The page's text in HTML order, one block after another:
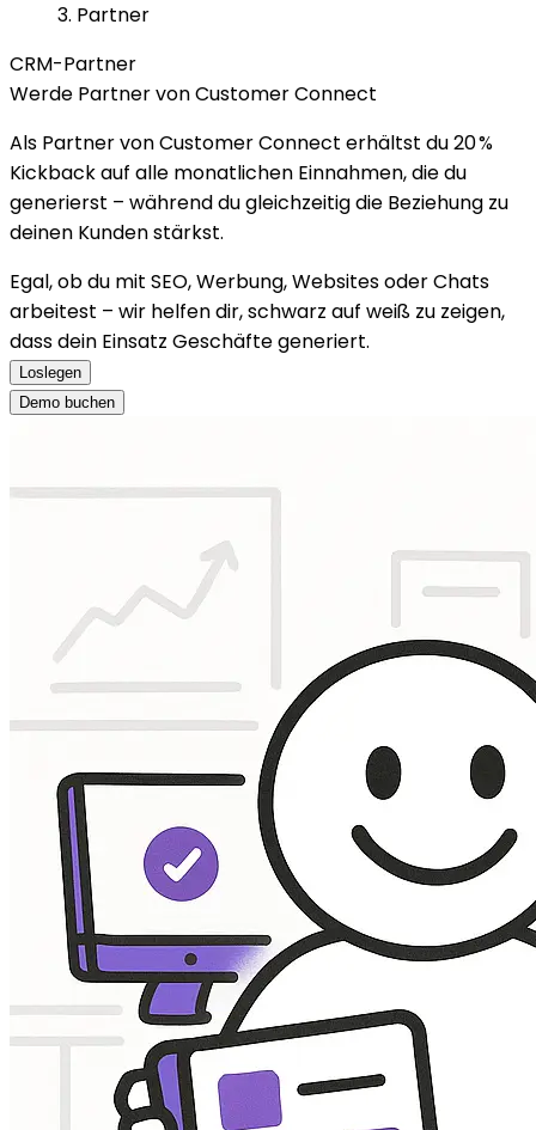
Partner
CRM-Partner
Werde Partner von Customer Connect
Als Partner von Customer Connect erhältst du 20 %
Kickback auf alle monatlichen Einnahmen, die du
generierst – während du gleichzeitig die Beziehung zu
deinen Kunden stärkst.
Egal, ob du mit SEO, Werbung, Websites oder Chats
arbeitest – wir helfen dir, schwarz auf weiß zu zeigen,
dass dein Einsatz Geschäfte generiert.
Loslegen
Demo buchen